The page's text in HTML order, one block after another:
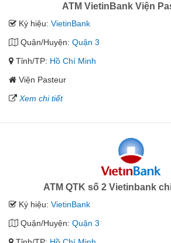
ATM VietinBank Viện
Ký hiệu: VietinBank
Quận/Huyện: Quận 3
Tỉnh/TP: Hồ Chí Minh
Viện Pasteur
Xem chi tiết
ATM QTK số 2 Vietinbank
Ký hiệu: VietinBank
Quận/Huyện: Quận 3